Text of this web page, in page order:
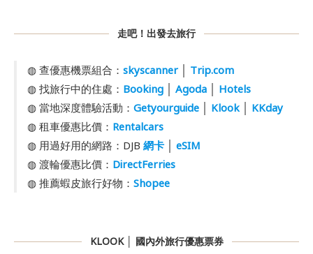
走吧！出發去旅行
◍ 查優惠機票組合： skyscanner│ Trip.com
◍ 找旅行中的住處： Booking│ Agoda│ Hotels
◍ 當地深度體驗活動： Getyourguide│ Klook│ KKday
◍ 租車優惠比價： Rentalcars
◍ 用過好用的網路：DJB 網卡│ eSIM
◍ 渡輪優惠比價： DirectFerries
◍ 推薦蝦皮旅行好物： Shopee
KLOOK │ 國內外旅行優惠票券